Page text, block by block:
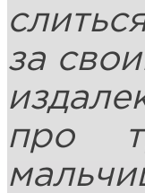
за
про